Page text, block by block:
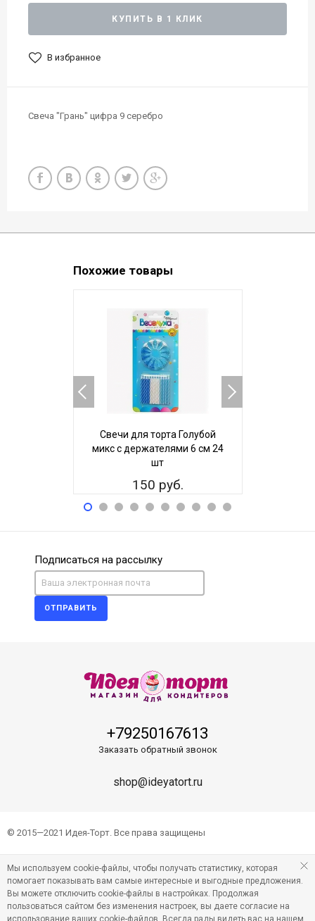
КУПИТЬ В 1 КЛИК
В избранное
Свеча "Грань" цифра 9 серебро
Похожие товары
Свечи для торта Голубой
микс с держателями 6 см 24
шт
150 руб.
Подписаться на рассылку
ОТПРАВИТЬ
+79250167613
Заказать обратный звонок
shop@ideyatort.ru
© 2015—2021 Идея-Торт. Все права защищены
Мы используем cookie-файлы, чтобы получать статистику, которая
помогает показывать вам самые интересные и выгодные предложения.
Вы можете отключить cookie-файлы в настройках. Продолжая
пользоваться сайтом без изменения настроек, вы даете согласие на